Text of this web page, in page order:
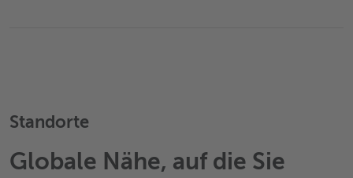
Standorte
Globale Nähe, auf die Sie